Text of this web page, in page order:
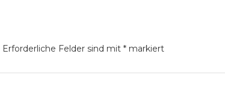
Erforderliche Felder sind mit * markiert